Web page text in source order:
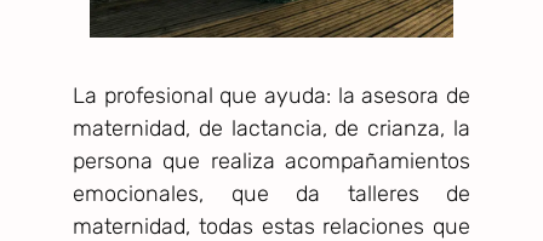
La profesional que ayuda: la asesora de
maternidad, de lactancia, de crianza, la
persona que realiza acompañamientos
emocionales, que da talleres de
maternidad, todas estas relaciones que